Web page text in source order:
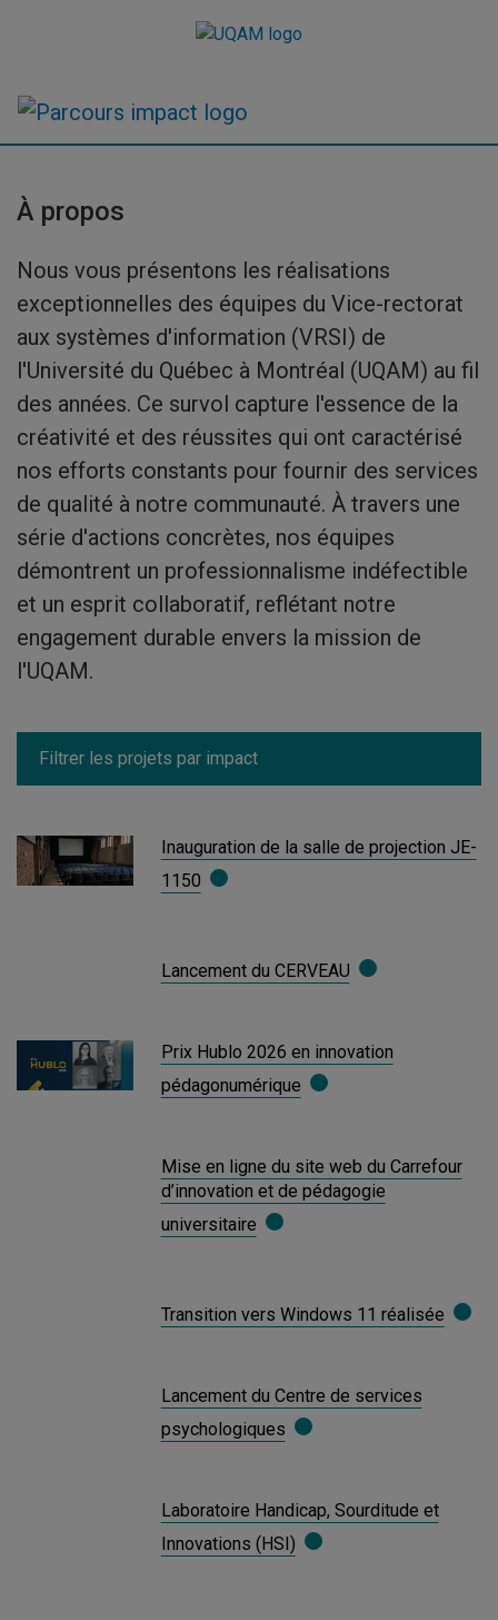
À propos
Nous vous présentons les réalisations
exceptionnelles des équipes du Vice-rectorat
aux systèmes d'information (VRSI) de
l'Université du Québec à Montréal (UQAM) au fil
des années. Ce survol capture l'essence de la
créativité et des réussites qui ont caractérisé
nos efforts constants pour fournir des services
de qualité à notre communauté. À travers une
série d'actions concrètes, nos équipes
démontrent un professionnalisme indéfectible
et un esprit collaboratif, reflétant notre
engagement durable envers la mission de
l'UQAM.
Inauguration de la salle de projection JE-
1150
Lancement du CERVEAU
Prix Hublo 2026 en innovation
pédagonumérique
Mise en ligne du site web du Carrefour
d’innovation et de pédagogie
universitaire
Transition vers Windows 11 réalisée
Lancement du Centre de services
psychologiques
Laboratoire Handicap, Sourditude et
Innovations (HSI)